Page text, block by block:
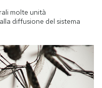
molte unità
diffusione del sistema